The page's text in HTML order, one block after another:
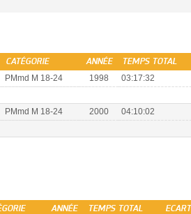
CATÉGORIE ANNÉE TEMPS TOTAL
PMmd M 18-24 1998 03:17:32
PMmd M 18-24 2000 04:10:02
ANNÉE TEMPS TOTAL ECART